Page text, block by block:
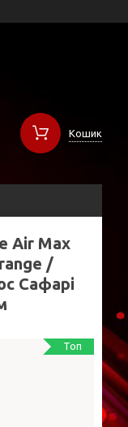
Кошик
Air Max
/
Сафарі
Топ